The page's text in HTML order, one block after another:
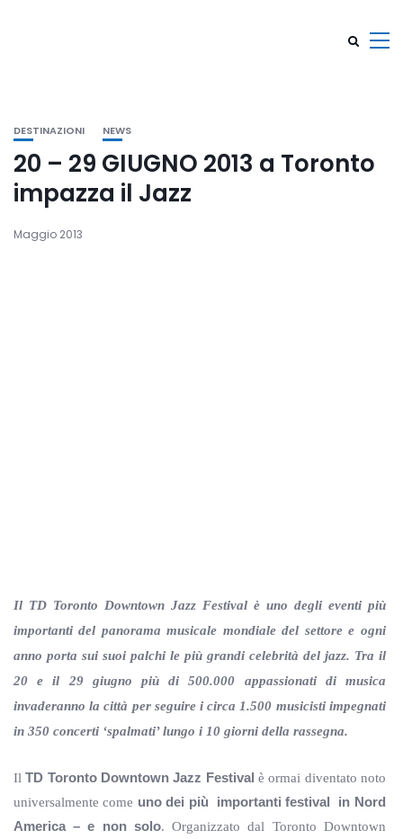
DESTINAZIONI NEWS
20 – 29 GIUGNO 2013 a Toronto
impazza il Jazz
Maggio 2013
Il TD Toronto Downtown Jazz Festival è uno degli eventi più
importanti del panorama musicale mondiale del settore e ogni
anno porta sui suoi palchi le più grandi celebrità del jazz. Tra il
20 e il 29 giugno più di 500.000 appassionati di musica
invaderanno la città per seguire i circa 1.500 musicisti impegnati
in 350 concerti ‘spalmati’ lungo i 10 giorni della rassegna.
IlTD Toronto Downtown Jazz Festival è ormai diventato noto
universalmente come uno dei più
importanti festival in Nord
America – e non solo. Organizzato dal Toronto Downtown